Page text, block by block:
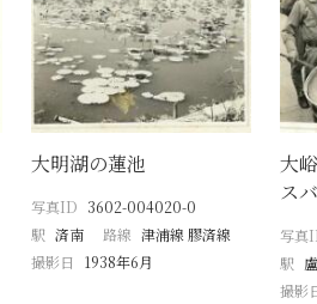
大明湖の蓮池
写真ID 3602-004020-0
駅 済南 路線 津浦線 膠済線
撮影日
1938年6月
大
ス
写真
駅
撮影